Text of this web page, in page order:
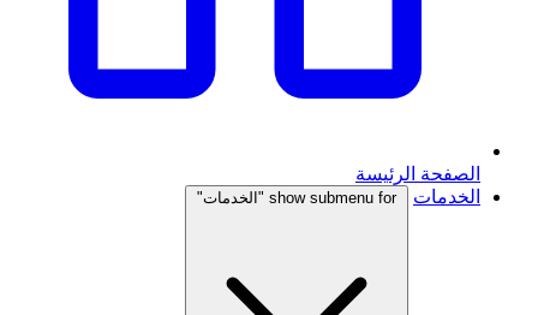
الصفحة الرئيسة
الخدمات
show submenu for "الخدمات"